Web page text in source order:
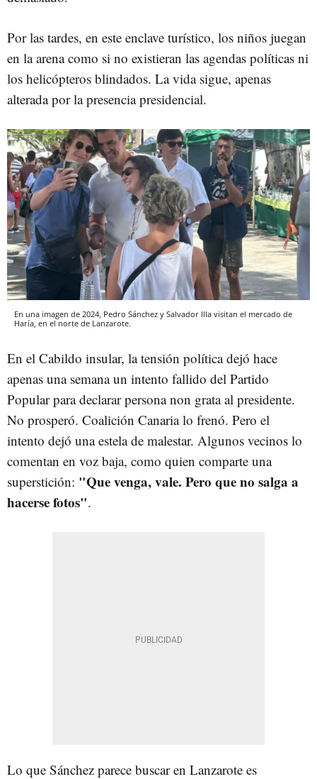
Por las tardes, en este enclave turístico, los niños juegan
en la arena como si no existieran las agendas políticas ni
los helicópteros blindados. La vida sigue, apenas
alterada por la presencia presidencial.
En una imagen de 2024, Pedro Sánchez y Salvador Illa visitan el mercado de
Haría, en el norte de Lanzarote.
En el Cabildo insular, la tensión política dejó hace
apenas una semana un intento fallido del Partido
Popular para declarar persona non grata al presidente.
No prosperó. Coalición Canaria lo frenó. Pero el
intento dejó una estela de malestar. Algunos vecinos lo
comentan en voz baja, como quien comparte una
superstición: "Que venga, vale. Pero que no salga a
hacerse fotos".
Lo que Sánchez parece buscar en Lanzarote es